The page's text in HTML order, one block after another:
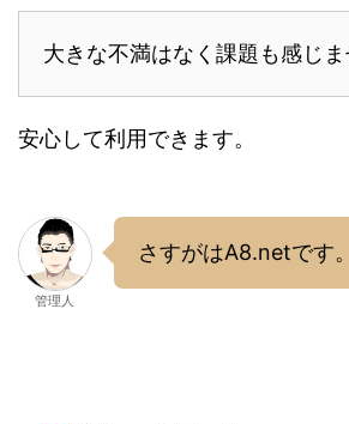
大きな不満はなく課題も感じま
安心して利用できます。
管理人
さすがはA8.netです。